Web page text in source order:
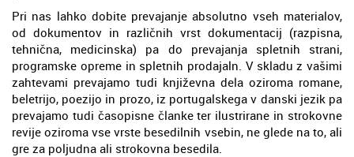
Pri nas lahko dobite prevajanje absolutno vseh materialov,
od dokumentov in različnih vrst dokumentacij (razpisna,
tehnična, medicinska) pa do prevajanja spletnih strani,
programske opreme in spletnih prodajaln. V skladu z vašimi
zahtevami prevajamo tudi književna dela oziroma romane,
beletrijo, poezijo in prozo, iz portugalskega v danski jezik pa
prevajamo tudi časopisne članke ter ilustrirane in strokovne
revije oziroma vse vrste besedilnih vsebin, ne glede na to, ali
gre za poljudna ali strokovna besedila.